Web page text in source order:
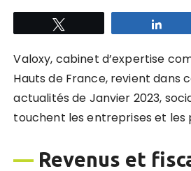
Valoxy, cabinet d’expertise
Hauts de France, revient dans
actualités de Janvier 2023,
touchent les entreprises et les
— Revenus et